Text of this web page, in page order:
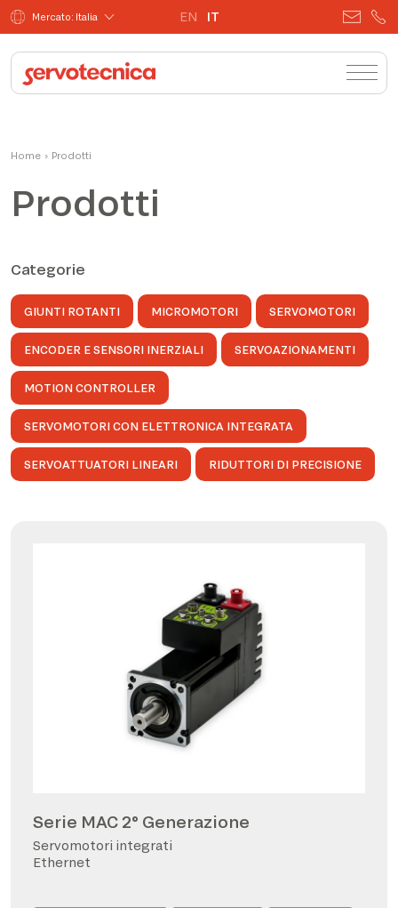
Mercato: Italia EN IT
Home › Prodotti
Prodotti
Categorie
GIUNTI ROTANTI MICROMOTORI SERVOMOTORI
ENCODER E SENSORI INERZIALI SERVOAZIONAMENTI
MOTION CONTROLLER
SERVOMOTORI CON ELETTRONICA INTEGRATA
SERVOATTUATORI LINEARI RIDUTTORI DI PRECISIONE
Serie MAC 2° Generazione
Servomotori integrati
Ethernet